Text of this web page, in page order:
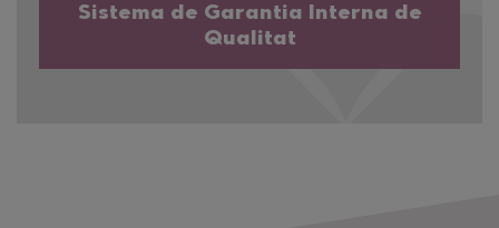
Sistema de Garantia Interna de
Qualitat